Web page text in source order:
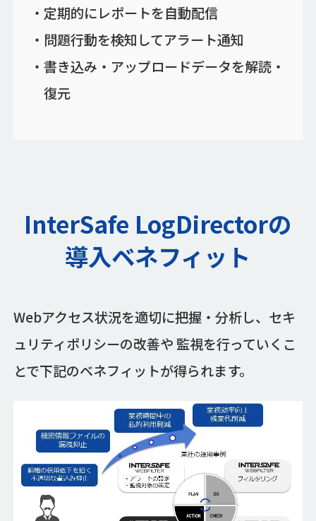
定期的にレポートを自動配信
問題行動を検知してアラート通知
書き込み・アップロードデータを解読・
復元
InterSafe LogDirectorの
導入ベネフィット
Webアクセス状況を適切に把握・分析し、セキ
ュリティポリシーの改善や 監視を行っていくこ
とで下記のベネフィットが得られます。